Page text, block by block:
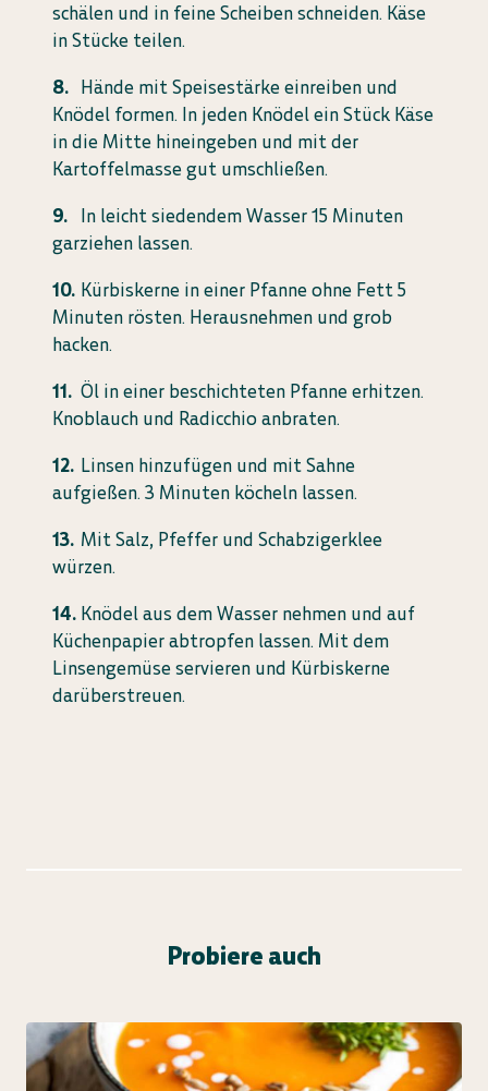
schälen und in feine Scheiben schneiden. Käse
in Stücke teilen.
Hände mit Speisestärke einreiben und
Knödel formen. In jeden Knödel ein Stück Käse
in die Mitte hineingeben und mit der
Kartoffelmasse gut umschließen.
In leicht siedendem Wasser 15 Minuten
garziehen lassen.
Kürbiskerne in einer Pfanne ohne Fett 5
Minuten rösten. Herausnehmen und grob
hacken.
Öl in einer beschichteten Pfanne erhitzen.
Knoblauch und Radicchio anbraten.
Linsen hinzufügen und mit Sahne
aufgießen. 3 Minuten köcheln lassen.
Mit Salz, Pfeffer und Schabzigerklee
würzen.
Knödel aus dem Wasser nehmen und auf
Küchenpapier abtropfen lassen. Mit dem
Linsengemüse servieren und Kürbiskerne
darüberstreuen.
Probiere auch